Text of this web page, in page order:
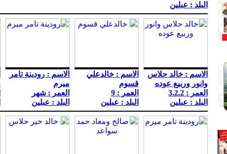
البلد : عبلين
الاسم : خالد حلاس
وانور وربيع عوده
العمر : 3.2.2
البلد : عبلين
الاسم : خالدعلي
قسوم
العمر : 9
البلد : عبلين
الاسم : رودينة تامر
ميرم
العمر : شهر
البلد : عبلين